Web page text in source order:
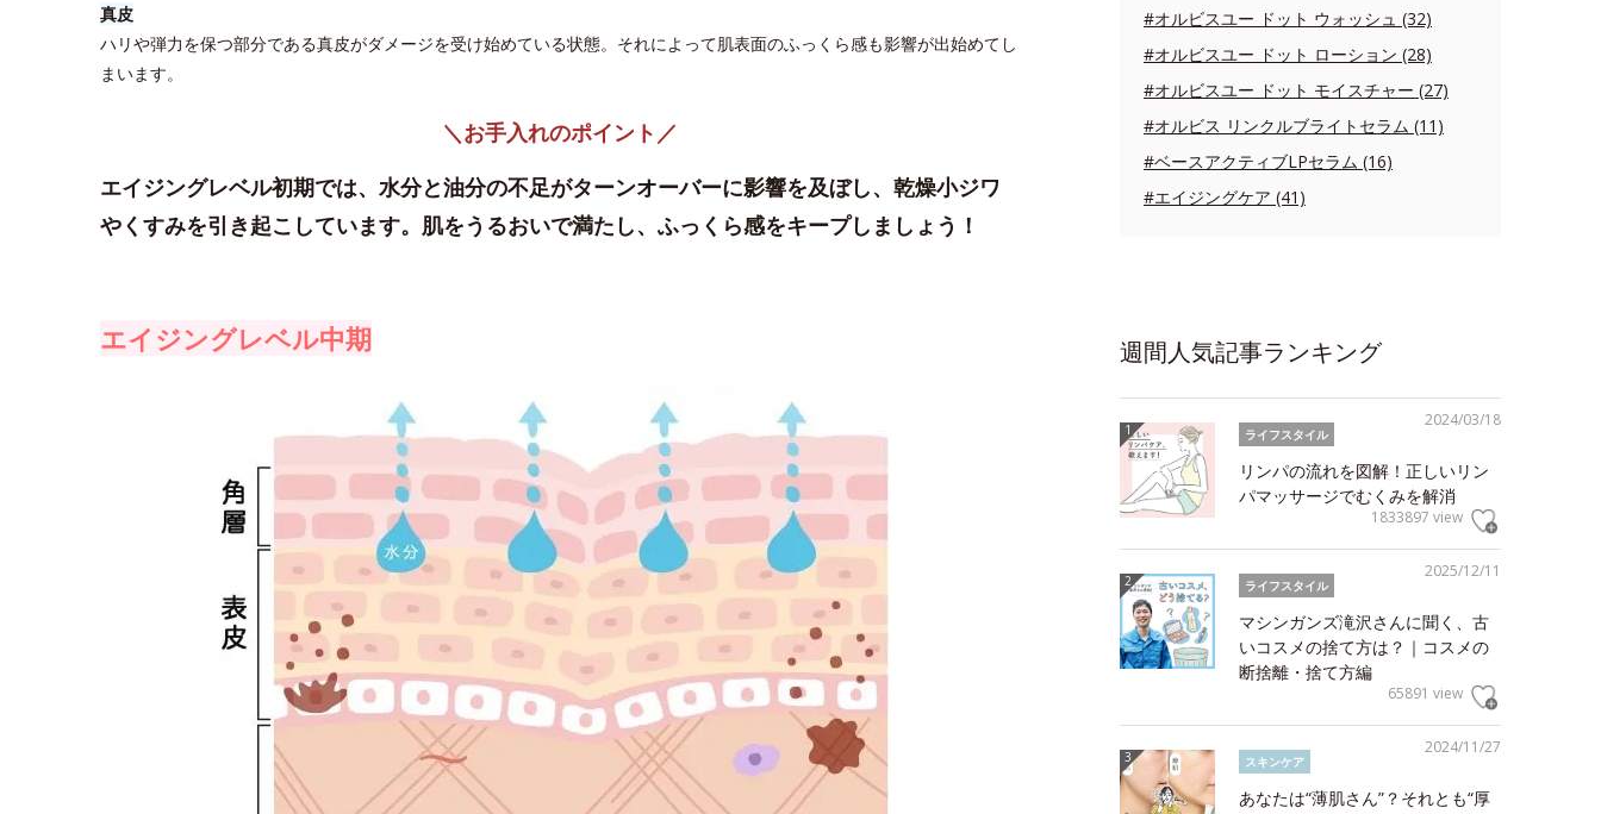
真皮
ハリや弾力を保つ部分である真皮がダメージを受け始めている状態。それによって肌表面のふっくら感も影響が出始めてし
まいます。
＼お手入れのポイント／
エイジングレベル初期では、水分と油分の不足がターンオーバーに影響を及ぼし、乾燥小ジワ
やくすみを引き起こしています。肌をうるおいで満たし、ふっくら感をキープしましょう！
エイジングレベル中期
#オルビスユー ドット ウォッシュ (32)
#オルビスユー ドット ローション (28)
#オルビスユー ドット モイスチャー (27)
#オルビス リンクルブライトセラム (11)
#ベースアクティブLPセラム (16)
#エイジングケア (41)
週間人気記事ランキング
2024/03/18
ライフスタイル
リンパの流れを図解！正しいリン
パマッサージでむくみを解消
1833897 view
2025/12/11
ライフスタイル
マシンガンズ滝沢さんに聞く、古
いコスメの捨て方は？｜コスメの
断捨離・捨て方編
65891 view
2024/11/27
スキンケア
あなたは“薄肌さん”？それとも“厚